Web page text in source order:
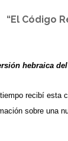
“El Código
hebraica
recibí esta
sobre una